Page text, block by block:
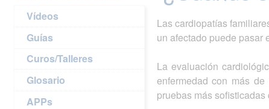
Vídeos
Guías
Curos/Talleres
Glosario
APPs
Las cardiopatías
un afectado puede pasar
La evaluación
enfermedad con más
pruebas más